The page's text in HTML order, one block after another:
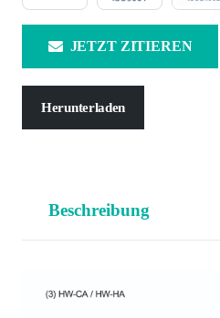
JETZT ZITIEREN
Herunterladen
Beschreibung